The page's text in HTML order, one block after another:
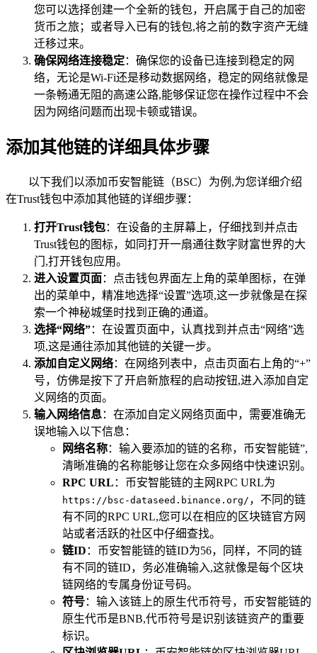
您可以选择创建一个全新的钱包，开启属于自己的加密
货币之旅；或者导入已有的钱包,将之前的数字资产无缝
迁移过来。
确保网络连接稳定：确保您的设备已连接到稳定的网
络，无论是Wi-Fi还是移动数据网络，稳定的网络就像是
一条畅通无阻的高速公路,能够保证您在操作过程中不会
因为网络问题而出现卡顿或错误。
添加其他链的详细具体步骤
以下我们以添加币安智能链（BSC）为例,为您详细介绍
在Trust钱包中添加其他链的详细步骤：
打开Trust钱包：在设备的主屏幕上，仔细找到并点击
Trust钱包的图标，如同打开一扇通往数字财富世界的大
门,打开钱包应用。
进入设置页面：点击钱包界面左上角的菜单图标，在弹
出的菜单中，精准地选择“设置”选项,这一步就像是在探
索一个神秘城堡时找到正确的通道。
选择“网络”：在设置页面中，认真找到并点击“网络”选
项,这是通往添加其他链的关键一步。
添加自定义网络：在网络列表中，点击页面右上角的“+”
号，仿佛是按下了开启新旅程的启动按钮,进入添加自定
义网络的页面。
输入网络信息：在添加自定义网络页面中，需要准确无
误地输入以下信息：
网络名称：输入要添加的链的名称，币安智能链”,
清晰准确的名称能够让您在众多网络中快速识别。
RPC URL ：币安智能链的主网RPC URL为
https://bsc-dataseed.binance.org/ ，不同的链
有不同的RPC URL,您可以在相应的区块链官方网
站或者活跃的社区中仔细查找。
链ID ：币安智能链的链ID为56，同样，不同的链
有不同的链ID，务必准确输入,这就像是每个区块
链网络的专属身份证号码。
符号：输入该链上的原生代币符号，币安智能链的
原生代币是BNB,代币符号是识别该链资产的重要
标识。